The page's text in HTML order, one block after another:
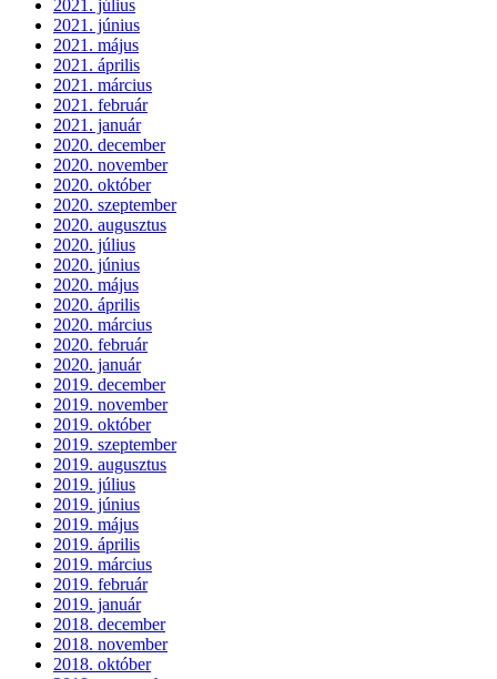
2021. július
2021. június
2021. május
2021. április
2021. március
2021. február
2021. január
2020. december
2020. november
2020. október
2020. szeptember
2020. augusztus
2020. július
2020. június
2020. május
2020. április
2020. március
2020. február
2020. január
2019. december
2019. november
2019. október
2019. szeptember
2019. augusztus
2019. július
2019. június
2019. május
2019. április
2019. március
2019. február
2019. január
2018. december
2018. november
2018. október